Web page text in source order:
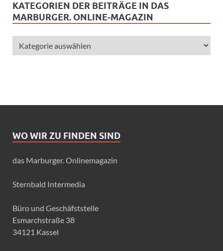
KATEGORIEN DER BEITRÄGE IN DAS
MARBURGER. ONLINE-MAGAZIN
WO WIR ZU FINDEN SIND
das Marburger. Onlinemagazin
Sternbald Intermedia
Büro und Geschäfststelle
Esmarchstraße 38
34121 Kassel